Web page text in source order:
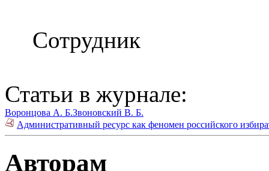
Сотрудник
Статьи в журнале:
Воронцова А. Б.Звоновский В. Б.
Административный ресурс как феномен российского
Авторам